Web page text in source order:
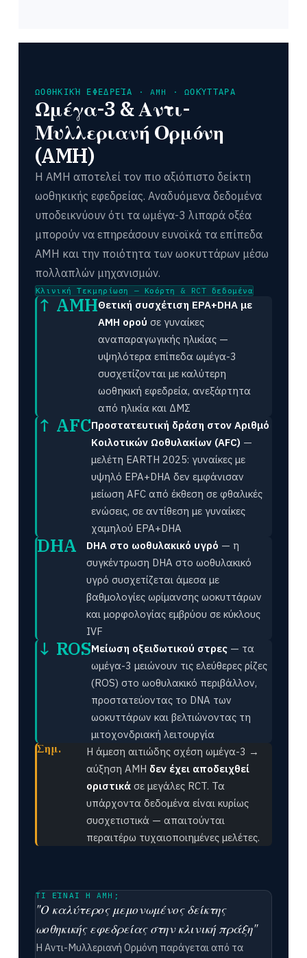
ΩΟΘΗΚΙΚΉ ΕΦΕΔΡΕΊΑ · AMH · ΩΟΚΎΤΤΑΡΑ
Ωμέγα-3 & Αντι-
Μυλλεριανή Ορμόνη
(AMH)
Η AMH αποτελεί τον πιο αξιόπιστο δείκτη
ωοθηκικής εφεδρείας. Αναδυόμενα δεδομένα
υποδεικνύουν ότι τα ωμέγα-3 λιπαρά οξέα
μπορούν να επηρεάσουν ευνοϊκά τα επίπεδα
AMH και την ποιότητα των ωοκυττάρων μέσω
πολλαπλών μηχανισμών.
Κλινική Τεκμηρίωση — Κοόρτη & RCT δεδομένα
↑ AMHΘετική συσχέτιση EPA+DHA με
AMH ορού σε γυναίκες
αναπαραγωγικής ηλικίας —
υψηλότερα επίπεδα ωμέγα-3
συσχετίζονται με καλύτερη
ωοθηκική εφεδρεία, ανεξάρτητα
από ηλικία και ΔΜΣ
↑ AFCΠροστατευτική δράση στον Αριθμό
Κοιλοτικών Ωοθυλακίων (AFC) —
μελέτη EARTH 2025: γυναίκες με
υψηλό EPA+DHA δεν εμφάνισαν
μείωση AFC από έκθεση σε φθαλικές
ενώσεις, σε αντίθεση με γυναίκες
χαμηλού EPA+DHA
DHA DHA στο ωοθυλακικό υγρό — η
συγκέντρωση DHA στο ωοθυλακικό
υγρό συσχετίζεται άμεσα με
βαθμολογίες ωρίμανσης ωοκυττάρων
και μορφολογίας εμβρύου σε κύκλους
IVF
↓ ROSΜείωση οξειδωτικού στρες— τα
ωμέγα-3 μειώνουν τις ελεύθερες ρίζες
(ROS) στο ωοθυλακικό περιβάλλον,
προστατεύοντας το DNA των
ωοκυττάρων και βελτιώνοντας τη
μιτοχονδριακή λειτουργία
Σημ.
Η άμεση αιτιώδης σχέση ωμέγα-3 →
αύξηση AMH δεν έχει αποδειχθεί
οριστικάσε μεγάλες RCT. Τα
υπάρχοντα δεδομένα είναι κυρίως
συσχετιστικά — απαιτούνται
περαιτέρω τυχαιοποιημένες μελέτες.
ΤΙ ΕΊΝΑΙ Η AMH;
"Ο καλύτερος μεμονωμένος δείκτης
ωοθηκικής εφεδρείας στην κλινική πράξη"
Η Αντι-Μυλλεριανή Ορμόνη παράγεται από τα